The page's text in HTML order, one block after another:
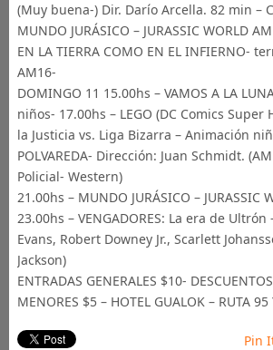
(Muy buena-) Dir. Darío Arcella. 82 min –
MUNDO JURÁSICO – JURASSIC WORLD
EN LA TIERRA COMO EN EL INFIERNO-
AM16-
DOMINGO 11 15.00hs – VAMOS A LA
niños- 17.00hs – LEGO (DC Comics Super
la Justicia vs. Liga Bizarra – Animación
POLVAREDA- Dirección: Juan Schmidt.
Policial- Western)
21.00hs – MUNDO JURÁSICO – JURASSIC
23.00hs – VENGADORES: La era de Ultrón
Evans, Robert Downey Jr., Scarlett
Jackson)
ENTRADAS GENERALES $10-
MENORES $5 – HOTEL GUALOK – RUTA
Pin